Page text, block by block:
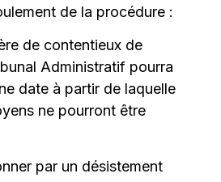
de la procédure :
de contentieux de
Administratif pourra
date à partir de laquelle
ne pourront être
par un désistement